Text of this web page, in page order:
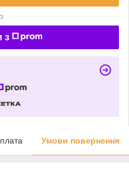
з
Умови повернення